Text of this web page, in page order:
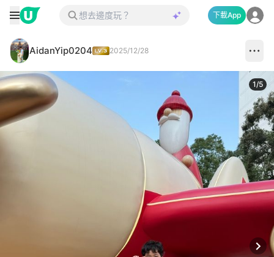
下載App
AidanYip0204 2025/12/28
1/5